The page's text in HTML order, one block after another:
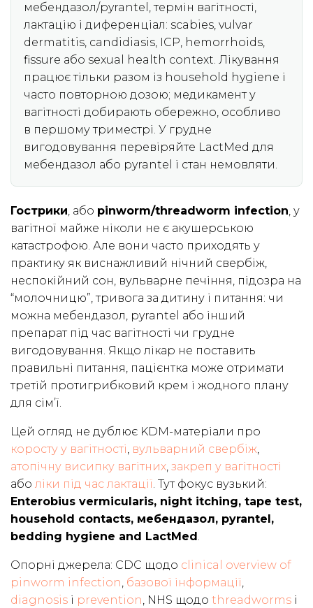
мебендазол/pyrantel, термін вагітності,
лактацію і диференціал: scabies, vulvar
dermatitis, candidiasis, ICP, hemorrhoids,
fissure або sexual health context. Лікування
працює тільки разом із household hygiene і
часто повторною дозою; медикамент у
вагітності добирають обережно, особливо
в першому триместрі. У грудне
вигодовування перевіряйте LactMed для
мебендазол або pyrantel і стан немовляти.
Гострики, або pinworm/threadworm infection, у
вагітної майже ніколи не є акушерською
катастрофою. Але вони часто приходять у
практику як виснажливий нічний свербіж,
неспокійний сон, вульварне печіння, підозра на
“молочницю”, тривога за дитину і питання: чи
можна мебендазол, pyrantel або інший
препарат під час вагітності чи грудне
вигодовування. Якщо лікар не поставить
правильні питання, пацієнтка може отримати
третій протигрибковий крем і жодного плану
для сім’ї.
Цей огляд не дублює KDM-матеріали про
коросту у вагітності, вульварний свербіж,
атопічну висипку вагітних, закреп у вагітності
або ліки під час лактації. Тут фокус вузький:
Enterobius vermicularis, night itching, tape test,
household contacts, мебендазол, pyrantel,
bedding hygiene and LactMed .
Опорні джерела: CDC щодо clinical overview of
pinworm infection, базової інформації,
diagnosis і prevention, NHS щодо threadworms і